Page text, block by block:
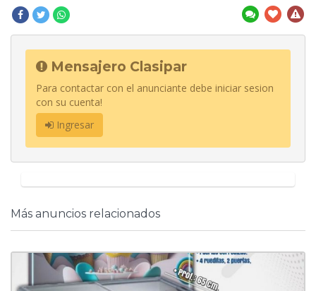
Mensajero Clasipar
Para contactar con el anunciante debe iniciar sesion
con su cuenta!
Ingresar
Más anuncios relacionados